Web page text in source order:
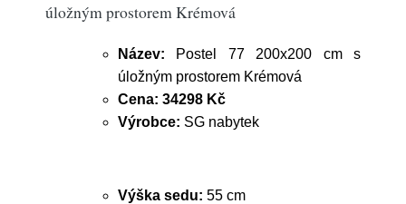
úložným prostorem Krémová
Název: Postel 77 200x200 cm s
úložným prostorem Krémová
Cena: 34298 Kč
Výrobce: SG nabytek
Výška sedu: 55 cm